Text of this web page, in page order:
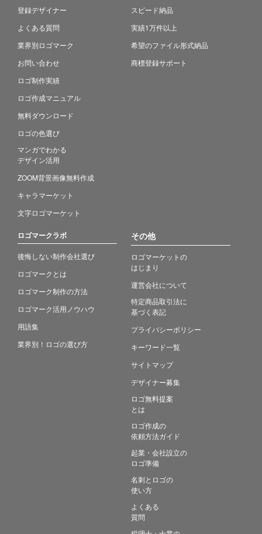
登録デザイナー
よくある質問
業界別ロゴマーク
お問い合わせ
ロゴ制作実績
ロゴ作成マニュアル
無料ダウンロード
ロゴの色選び
マンガでわかる
デザイン活用
ZOOM背景画像無料作成
キャラマーケット
文字ロゴマーケット
スピード納品
実績1万件以上
希望のファイル形式納品
商標登録サポート
ロゴマークラボ
後悔しない制作会社選び
ロゴマークとは
ロゴマーク制作の方法
ロゴマーク活用ノウハウ
用語集
業界別！ロゴの選び方
その他
ロゴマーケットの
はじまり
運営会社について
特定商品取引法に
基づく表記
プライバシーポリシー
キーワード一覧
サイトマップ
デザイナー募集
ロゴ無料提案
とは
ロゴ作成の
依頼方法ガイド
起業・会社設立の
ロゴ準備
名刺とロゴの
使い方
よくある
質問